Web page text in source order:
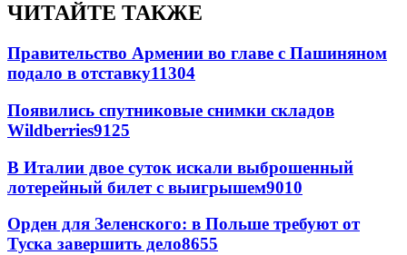
ЧИТАЙТЕ ТАКЖЕ
Правительство Армении во главе с Пашиняном
подало в отставку11304
Появились спутниковые снимки складов
Wildberries9125
В Италии двое суток искали выброшенный
лотерейный билет с выигрышем9010
Орден для Зеленского: в Польше требуют от
Туска завершить дело8655